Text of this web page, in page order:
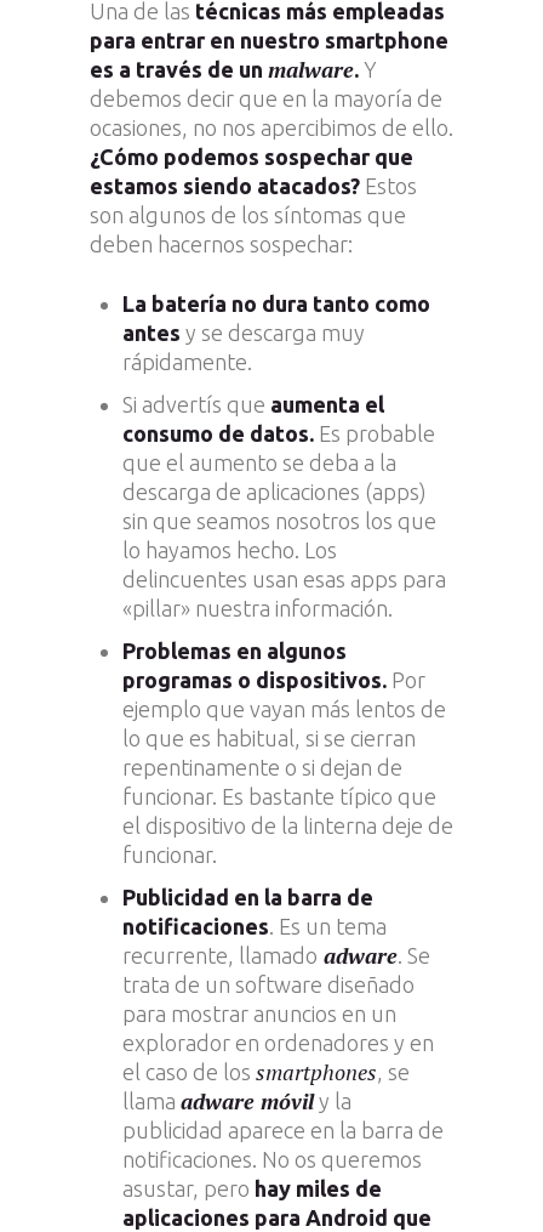
Una de las técnicas más empleadas
para entrar en nuestro smartphone
es a través de un malware. Y
debemos decir que en la mayoría de
ocasiones, no nos apercibimos de ello.
¿Cómo podemos sospechar que
estamos siendo atacados? Estos
son algunos de los síntomas que
deben hacernos sospechar:
La batería no dura tanto como
antes y se descarga muy
rápidamente.
Si advertís que aumenta el
consumo de datos. Es probable
que el aumento se deba a la
descarga de aplicaciones (apps)
sin que seamos nosotros los que
lo hayamos hecho. Los
delincuentes usan esas apps para
«pillar» nuestra información.
Problemas en algunos
programas o dispositivos. Por
ejemplo que vayan más lentos de
lo que es habitual, si se cierran
repentinamente o si dejan de
funcionar. Es bastante típico que
el dispositivo de la linterna deje de
funcionar.
Publicidad en la barra de
notificaciones . Es un tema
recurrente, llamado adware . Se
trata de un software diseñado
para mostrar anuncios en un
explorador en ordenadores y en
el caso de los smartphones , se
llama adware móvily la
publicidad aparece en la barra de
notificaciones. No os queremos
asustar, pero hay miles de
aplicaciones para Android que